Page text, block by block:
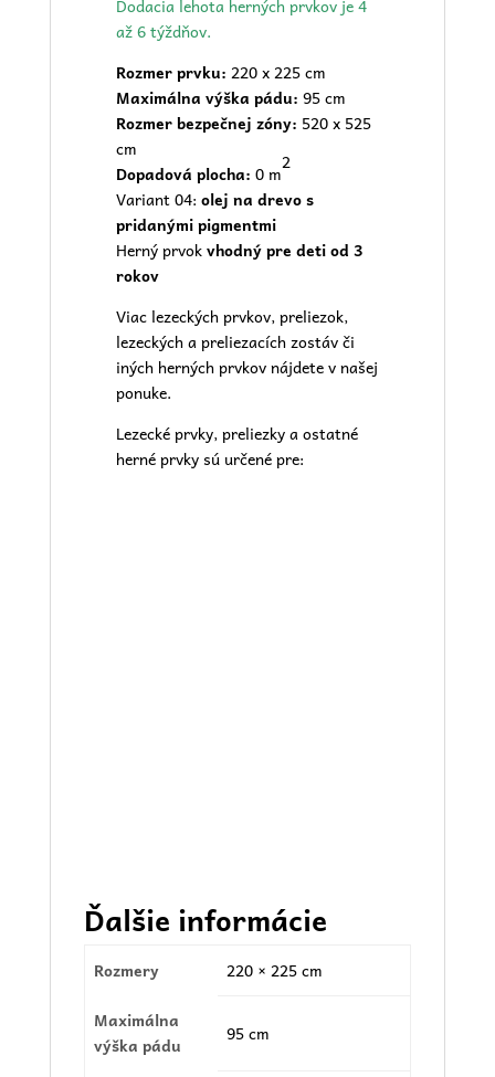
Dodacia lehota herných prvkov je 4
až 6 týždňov.
Rozmer prvku: 220 x 225 cm
Maximálna výška pádu: 95 cm
Rozmer bezpečnej zóny: 520 x 525
cm
Dopadová plocha: 0 m
2
Variant 04:olej na drevo s
pridanými pigmentmi
Herný prvokvhodný pre deti od 3
rokov
Viac lezeckých prvkov, preliezok,
lezeckých a preliezacích zostáv či
iných herných prvkov nájdete v našej
ponuke.
Lezecké prvky, preliezky a ostatné
herné prvky sú určené pre:
Ďalšie informácie
Rozmery 220 × 225 cm
Maximálna
výška pádu
95 cm